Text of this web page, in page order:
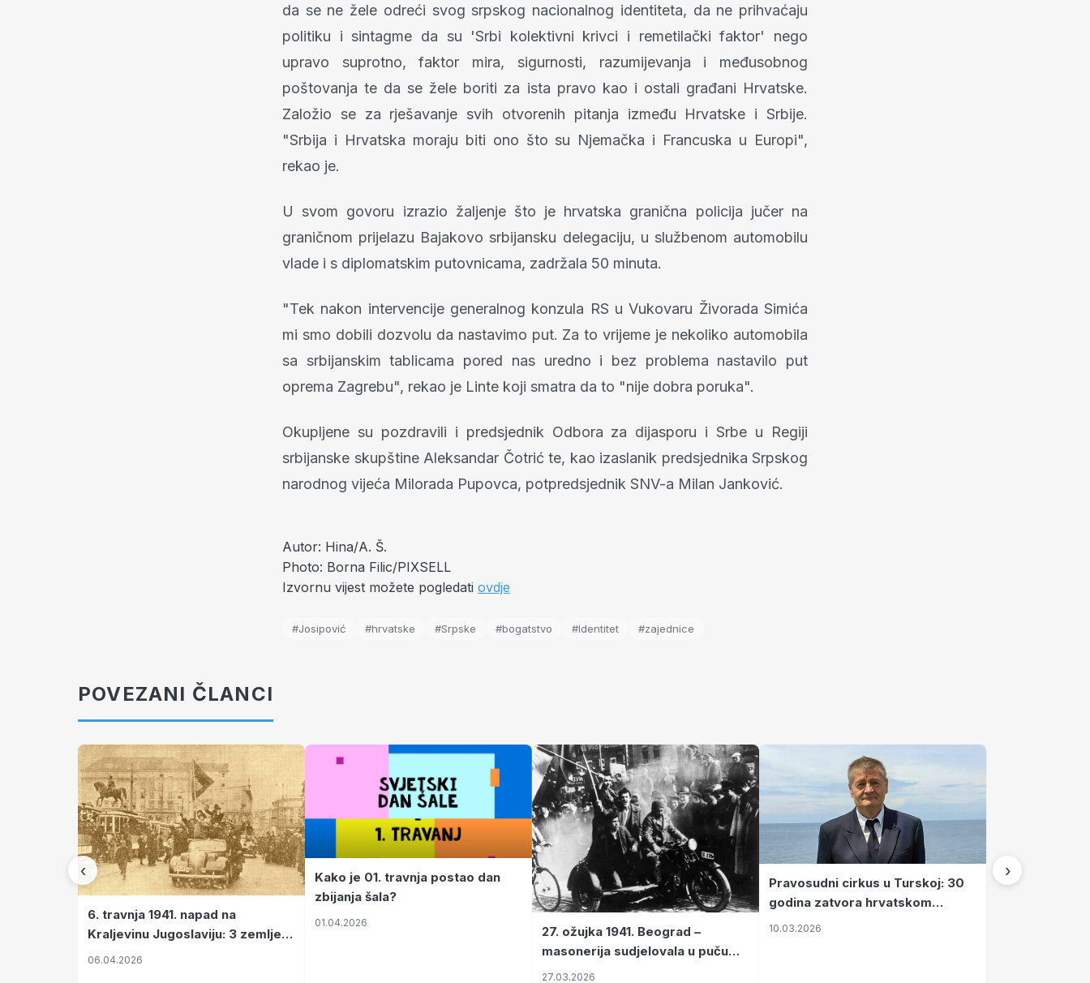
da se ne žele odreći svog srpskog nacionalnog identiteta, da ne prihvaćaju
politiku i sintagme da su 'Srbi kolektivni krivci i remetilački faktor' nego
upravo suprotno, faktor mira, sigurnosti, razumijevanja i međusobnog
poštovanja te da se žele boriti za ista pravo kao i ostali građani Hrvatske.
Založio se za rješavanje svih otvorenih pitanja između Hrvatske i Srbije.
"Srbija i Hrvatska moraju biti ono što su Njemačka i Francuska u Europi",
rekao je.
U svom govoru izrazio žaljenje što je hrvatska granična policija jučer na
graničnom prijelazu Bajakovo srbijansku delegaciju, u službenom automobilu
vlade i s diplomatskim putovnicama, zadržala 50 minuta.
"Tek nakon intervencije generalnog konzula RS u Vukovaru Živorada Simića
mi smo dobili dozvolu da nastavimo put. Za to vrijeme je nekoliko automobila
sa srbijanskim tablicama pored nas uredno i bez problema nastavilo put
oprema Zagrebu", rekao je Linte koji smatra da to "nije dobra poruka".
Okupljene su pozdravili i predsjednik Odbora za dijasporu i Srbe u Regiji
srbijanske skupštine Aleksandar Čotrić te, kao izaslanik predsjednika Srpskog
narodnog vijeća Milorada Pupovca, potpredsjednik SNV-a Milan Janković.
Autor: Hina/A. Š.
Photo: Borna Filic/PIXSELL
Izvornu vijest možete pogledati ovdje
#Josipović #hrvatske #Srpske #bogatstvo #Identitet #zajednice
POVEZANI ČLANCI
‹
6. travnja 1941. napad na
Kraljevinu Jugoslaviju: 3 zemlje
nastale njenim raspadom
06.04.2026
Kako je 01. travnja postao dan
zbijanja šala?
01.04.2026
27. ožujka 1941. Beograd –
masonerija sudjelovala u puču
koji je Jugoslaviju odveo u krvavi
27.03.2026
Pravosudni cirkus u Turskoj: 30
godina zatvora hrvatskom
kapetanu kojeg su sami pustili
10.03.2026
›